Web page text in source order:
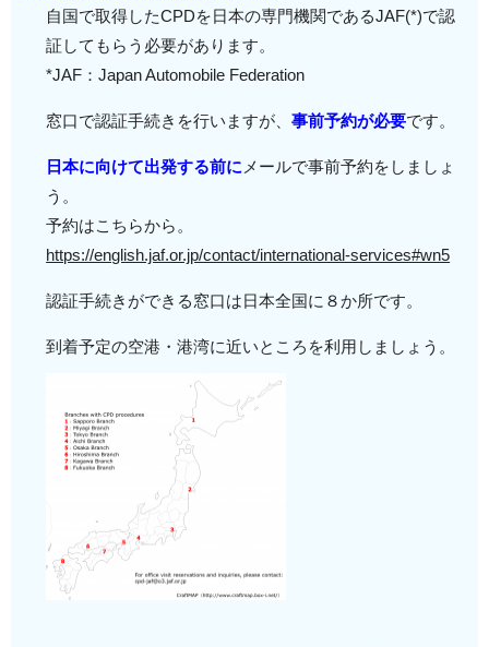
自国で取得したCPDを日本の専門機関であるJAF(*)で認
証してもらう必要があります。
*JAF：Japan Automobile Federation
窓口で認証手続きを行いますが、事前予約が必要です。
日本に向けて出発する前に メールで事前予約をしましょ
う。
予約はこちらから。
https://english.jaf.or.jp/contact/international-services#wn5
認証手続きができる窓口は日本全国に８か所です。
到着予定の空港・港湾に近いところを利用しましょう。